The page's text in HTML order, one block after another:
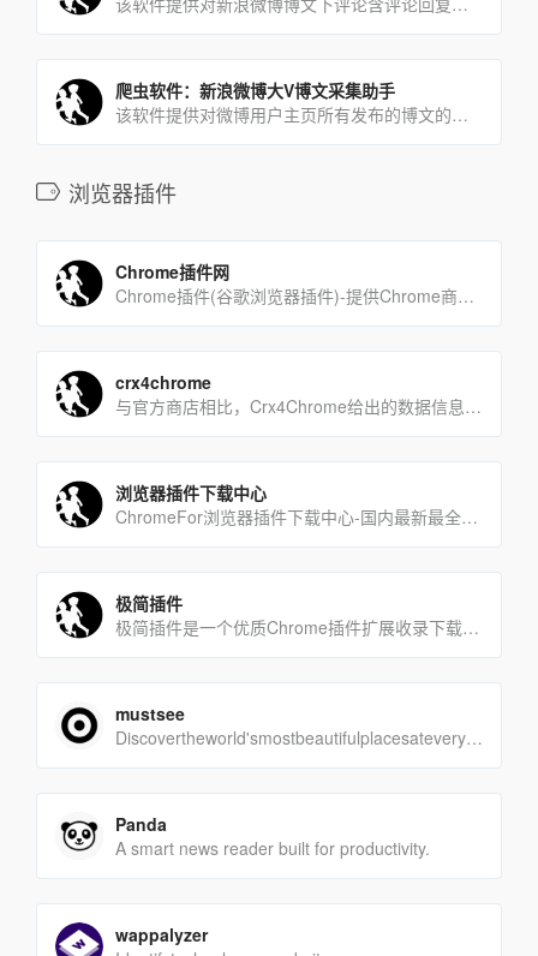
爬虫软件：新浪微博大V博文采集助手
该软件提供对微博用户主页所有发布的博文的采集下载。字段有：微博正文，mid，uid，bid，博文链接(评论链接[…]
浏览器插件
Chrome插件网
Chrome插件(谷歌浏览器插件)-提供Chrome商店中优秀的Chrome插件推荐与下载服务。Chrom[…]
crx4chrome
与官方商店相比，Crx4Chrome给出的数据信息更加全面，热门扩展排行、热门应用排行、最新扩展等不同形式的[…]
浏览器插件下载中心
ChromeFor浏览器插件下载中心-国内最新最全的浏览器chrome插件,应用,主题,下载中心。支持更新[…]
极简插件
极简插件是一个优质Chrome插件扩展收录下载网站，收录热门好用的Chrome插件扩展，国内最方便的插件下载网[…]
mustsee
Discovertheworld'smostbeautifulplacesateveryope[…]
Panda
A smart news reader built for productivity.
wappalyzer